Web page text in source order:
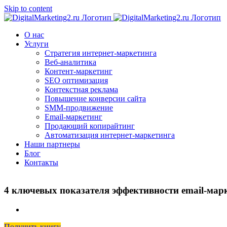
Skip to content
О нас
Услуги
Стратегия интернет-маркетинга
Веб-аналитика
Контент-маркетинг
SEO оптимизация
Контекстная реклама
Повышение конверсии сайта
SMM-продвижение
Email-маркетинг
Продающий копирайтинг
Автоматизация интернет-маркетинга
Наши партнеры
Блог
Контакты
4 ключевых показателя эффективности email-